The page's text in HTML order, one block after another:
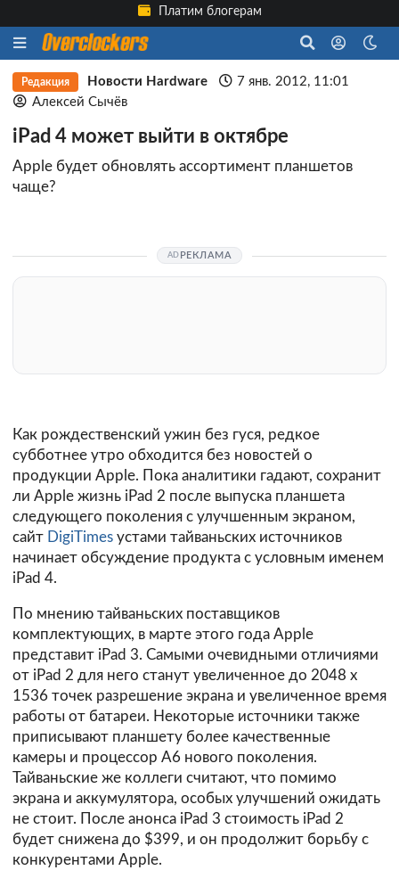
Платим блогерам
Редакция Новости Hardware
7 янв. 2012, 11:01
Алексей Сычёв
iPad 4 может выйти в октябре
Apple будет обновлять ассортимент планшетов
чаще?
РЕКЛАМА
Как рождественский ужин без гуся, редкое
субботнее утро обходится без новостей о
продукции Apple. Пока аналитики гадают, сохранит
ли Apple жизнь iPad 2 после выпуска планшета
следующего поколения с улучшенным экраном,
сайт DigiTimes устами тайваньских источников
начинает обсуждение продукта с условным именем
iPad 4.
По мнению тайваньских поставщиков
комплектующих, в марте этого года Apple
представит iPad 3. Самыми очевидными отличиями
от iPad 2 для него станут увеличенное до 2048 х
1536 точек разрешение экрана и увеличенное время
работы от батареи. Некоторые источники также
приписывают планшету более качественные
камеры и процессор A6 нового поколения.
Тайваньские же коллеги считают, что помимо
экрана и аккумулятора, особых улучшений ожидать
не стоит. После анонса iPad 3 стоимость iPad 2
будет снижена до $399, и он продолжит борьбу с
конкурентами Apple.